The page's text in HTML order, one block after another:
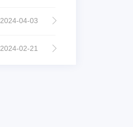
2024-04-03
2024-02-21